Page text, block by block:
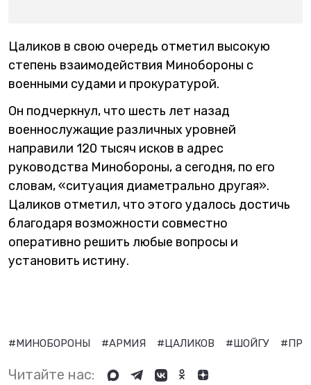
Цаликов в свою очередь отметил высокую
степень взаимодействия Минобороны с
военными судами и прокуратурой.
Он подчеркнул, что шесть лет назад
военнослужащие различных уровней
направили 120 тысяч исков в адрес
руководства Минобороны, а сегодня, по его
словам, «ситуация диаметрально другая».
Цаликов отметил, что этого удалось достичь
благодаря возможности совместно
оперативно решить любые вопросы и
установить истину.
#МИНОБОРОНЫ #АРМИЯ #ЦАЛИКОВ #ШОЙГУ
Читайте нас: